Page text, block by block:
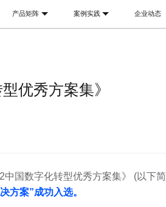
产品矩阵
八爪鱼采集器
案例实践
食品饮料
企业动态
优秀方案集》
国数字化转型优秀方案集》 (以下简
方案”成功入选。